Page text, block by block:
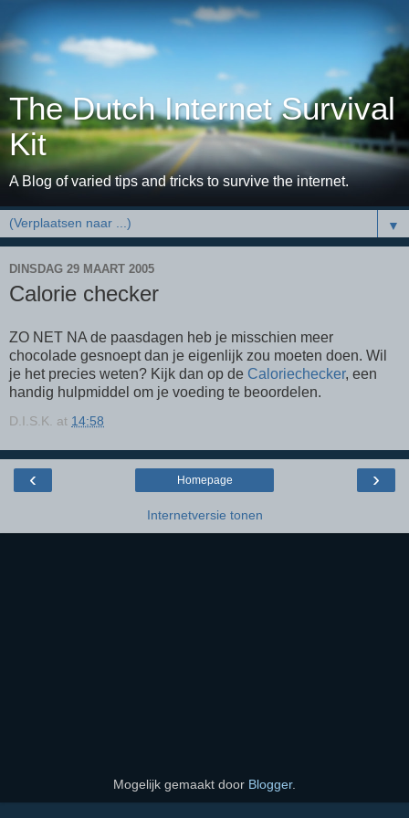
The Dutch Internet Survival
Kit
A Blog of varied tips and tricks to survive the internet.
▼
DINSDAG 29 MAART 2005
Calorie checker
ZO NET NA de paasdagen heb je misschien meer
chocolade gesnoept dan je eigenlijk zou moeten doen. Wil
je het precies weten? Kijk dan op de Caloriechecker, een
handig hulpmiddel om je voeding te beoordelen.
D.I.S.K. at 14:58
‹ ›
Homepage
Internetversie tonen
Mogelijk gemaakt door Blogger.